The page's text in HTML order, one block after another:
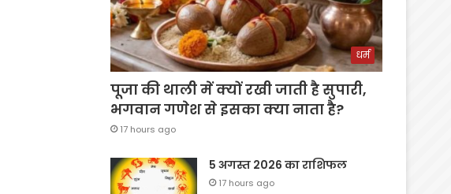
धर्म
पूजा की थाली में क्यों रखी जाती है सुपारी,
भगवान गणेश से इसका क्या नाता है?
17 hours ago
5 अगस्त 2026 का राशिफल
17 hours ago